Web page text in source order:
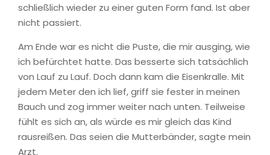
schließlich wieder zu einer guten Form fand. Ist aber
nicht passiert.
Am Ende war es nicht die Puste, die mir ausging, wie
ich befürchtet hatte. Das besserte sich tatsächlich
von Lauf zu Lauf. Doch dann kam die Eisenkralle. Mit
jedem Meter den ich lief, griff sie fester in meinen
Bauch und zog immer weiter nach unten. Teilweise
fühlt es sich an, als würde es mir gleich das Kind
rausreißen. Das seien die Mutterbänder, sagte mein
Arzt.